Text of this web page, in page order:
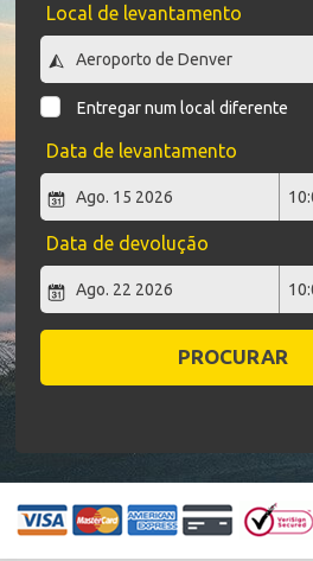
Local de levantamento
Entregar num local diferente
Data de levantamento
Data de devolução
PROCURAR